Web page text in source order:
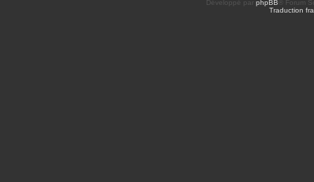
Développé par phpBB ® Forum
Traduction